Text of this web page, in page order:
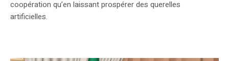
coopération qu’en laissant prospérer des querelles
artificielles.